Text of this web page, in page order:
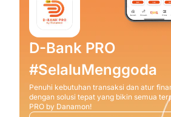
D-Bank PRO
#SelaluMenggoda
Penuhi kebutuhan transaksi dan atur
dengan solusi tepat yang bikin semua
PRO by Danamon!